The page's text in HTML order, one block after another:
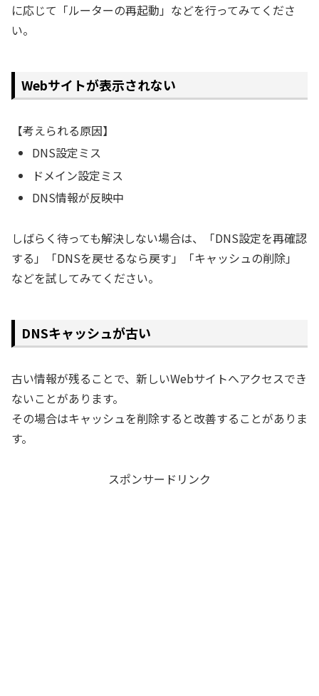
に応じて「ルーターの再起動」などを行ってみてくださ
い。
Webサイトが表示されない
【考えられる原因】
DNS設定ミス
ドメイン設定ミス
DNS情報が反映中
しばらく待っても解決しない場合は、「DNS設定を再確認
する」「DNSを戻せるなら戻す」「キャッシュの削除」
などを試してみてください。
DNSキャッシュが古い
古い情報が残ることで、新しいWebサイトへアクセスでき
ないことがあります。
その場合はキャッシュを削除すると改善することがありま
す。
スポンサードリンク